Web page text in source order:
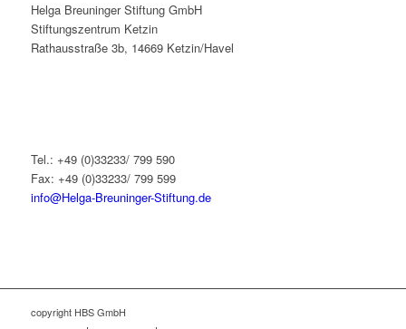
Helga Breuninger Stiftung GmbH
Stiftungszentrum Ketzin
Rathausstraße 3b, 14669 Ketzin/Havel
Tel.: +49 (0)33233/ 799 590
Fax: +49 (0)33233/ 799 599
info@Helga-Breuninger-Stiftung.de
copyright HBS GmbH